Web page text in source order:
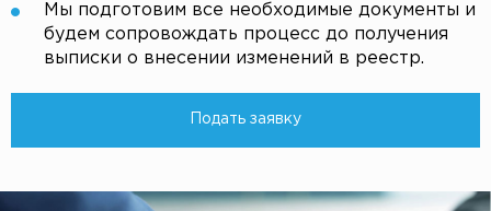
Мы подготовим все необходимые документы и
будем сопровождать процесс до получения
выписки о внесении изменений в реестр.
Подать заявку